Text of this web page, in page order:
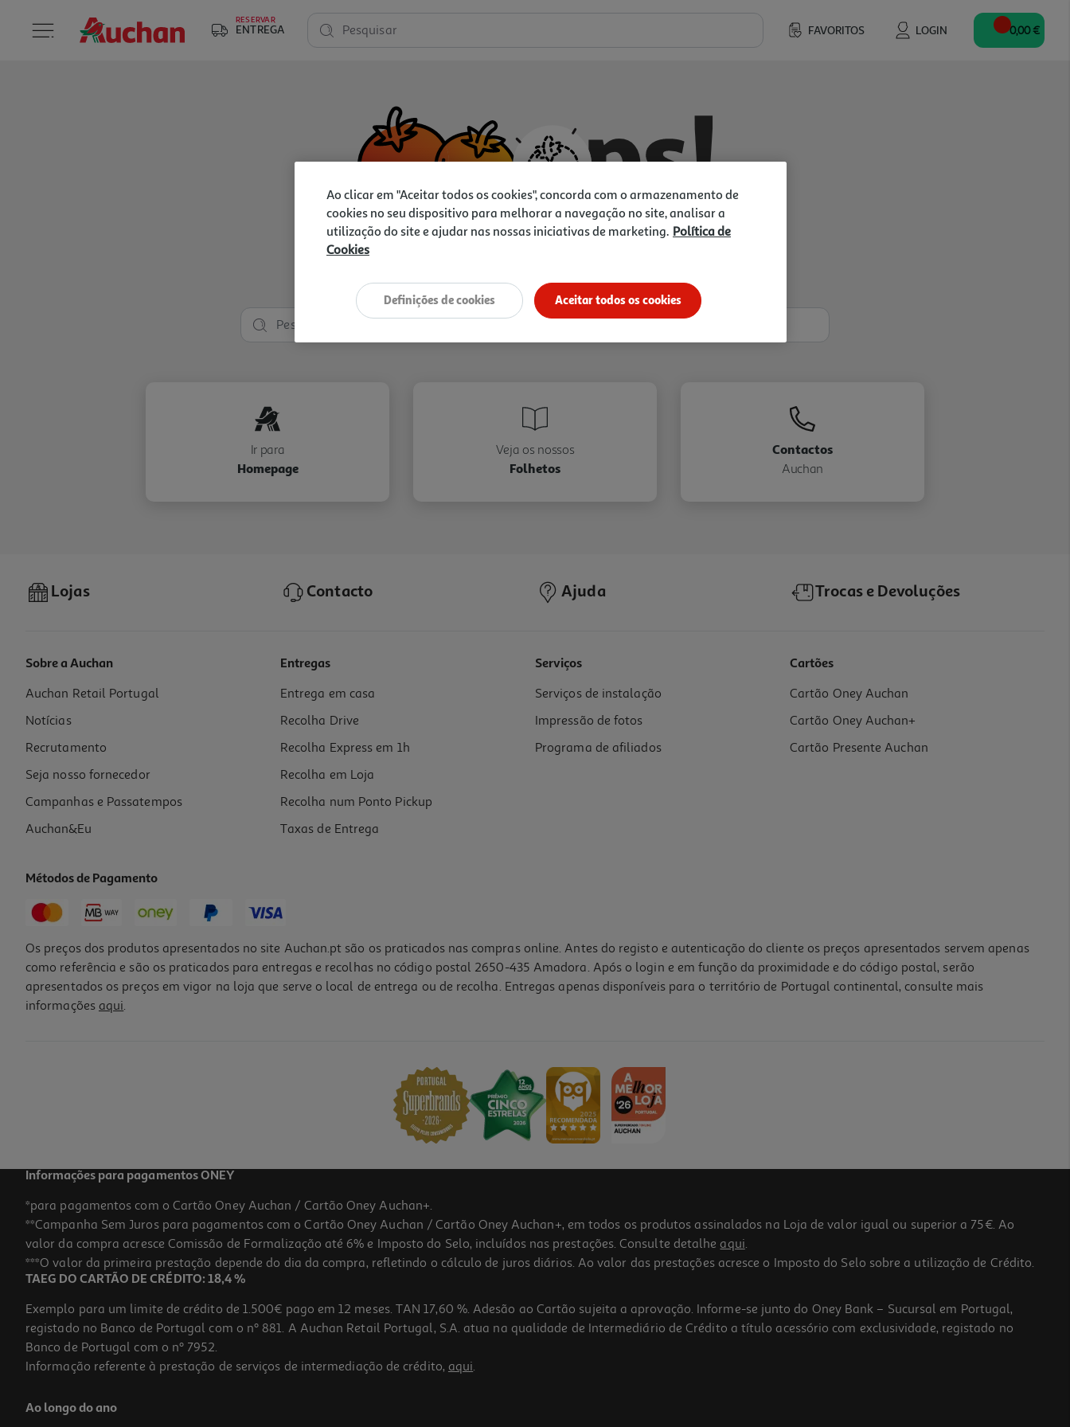
RESERVAR
ENTREGA FAVORITOS LOGIN
Pesquisar 0,00 €
Vamos tentar de novo?
Ir para
Homepage
Veja os nossos
Folhetos
Contactos
Auchan
Lojas Contacto Ajuda Trocas e Devoluções
Sobre a Auchan
Auchan Retail Portugal
Notícias
Recrutamento
Seja nosso fornecedor
Campanhas e Passatempos
Auchan&Eu
Entregas
Entrega em casa
Recolha Drive
Recolha Express em 1h
Recolha em Loja
Recolha num Ponto Pickup
Taxas de Entrega
Serviços
Serviços de instalação
Impressão de fotos
Programa de afiliados
Cartões
Cartão Oney Auchan
Cartão Oney Auchan+
Cartão Presente Auchan
Métodos de Pagamento
Os preços dos produtos apresentados no site Auchan.pt são os praticados nas compras online. Antes do registo e autenticação do cliente os preços apresentados servem apenas
como referência e são os praticados para entregas e recolhas no código postal 2650-435 Amadora. Após o login e em função da proximidade e do código postal, serão
apresentados os preços em vigor na loja que serve o local de entrega ou de recolha. Entregas apenas disponíveis para o território de Portugal continental, consulte mais
informações aqui.
Informações para pagamentos ONEY
*para pagamentos com o Cartão Oney Auchan / Cartão Oney Auchan+.
**Campanha Sem Juros para pagamentos com o Cartão Oney Auchan / Cartão Oney Auchan+, em todos os produtos assinalados na Loja de valor igual ou superior a 75€. Ao
valor da compra acresce Comissão de Formalização até 6% e Imposto do Selo, incluídos nas prestações. Consulte detalhe aqui.
***O valor da primeira prestação depende do dia da compra, refletindo o cálculo de juros diários. Ao valor das prestações acresce o Imposto do Selo sobre a utilização de Crédito.
TAEG DO CARTÃO DE CRÉDITO: 18,4 %
Exemplo para um limite de crédito de 1.500€ pago em 12 meses. TAN 17,60 %. Adesão ao Cartão sujeita a aprovação. Informe-se junto do Oney Bank – Sucursal em Portugal,
registado no Banco de Portugal com o nº 881. A Auchan Retail Portugal, S.A. atua na qualidade de Intermediário de Crédito a título acessório com exclusividade, registado no
Banco de Portugal com o nº 7952.
Informação referente à prestação de serviços de intermediação de crédito, aqui.
Ao longo do ano
Ao clicar em "Aceitar todos os cookies", concorda com o armazenamento de
cookies no seu dispositivo para melhorar a navegação no site, analisar a
utilização do site e ajudar nas nossas iniciativas de marketing. Política de
Cookies
Aceitar todos os cookies
Definições de cookies